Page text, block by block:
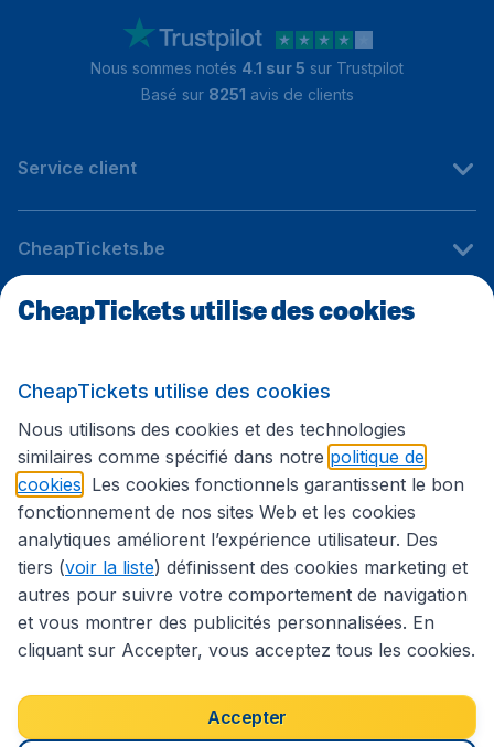
Nous sommes notés 4.1 sur 5 sur Trustpilot
Basé sur 8251 avis de clients
Service client
CheapTickets.be
Sites internationaux
Suivez CheapTickets.be
Déclaration d’accessibilité
Conditions générales
Déclaration de confidentialité
Droits d’auteur © 2026
CheapTickets utilise des cookies
CheapTickets utilise des cookies
Nous utilisons des cookies et des technologies
similaires comme spécifié dans notre politique de
cookies . Les cookies fonctionnels garantissent le bon
fonctionnement de nos sites Web et les cookies
analytiques améliorent l’expérience utilisateur. Des
tiers (voir la liste) définissent des cookies marketing et
autres pour suivre votre comportement de navigation
et vous montrer des publicités personnalisées. En
cliquant sur Accepter, vous acceptez tous les cookies.
Accepter